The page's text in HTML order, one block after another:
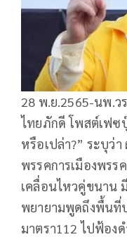
28 พ.ย.2565-นพ.ว
ไทยภักดี โพสต์เฟซ
หรือเปล่า?” ระบุว่
พรรคการเมืองพรร
เคลื่อนไหวคู่ขนาน
พยายามพูดถึงพื้นที่
มาตรา112 ไปฟ้อง